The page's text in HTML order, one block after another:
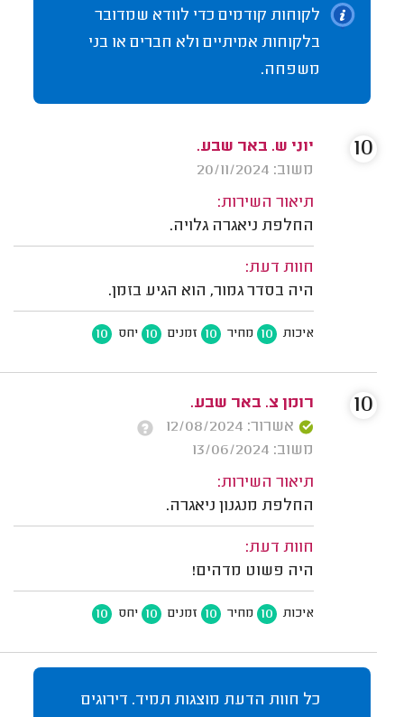
לקוחות קודמים כדי לוודא שמדובר
בלקוחות אמיתיים ולא חברים או בני
משפחה.
יוני ש. באר שבע.
משוב: 20/11/2024
תיאור השירות:
החלפת ניאגרה גלויה.
חוות דעת:
היה בסדר גמור, הוא הגיע בזמן.
איכות 10 מחיר 10 זמנים 10 יחס 10
10
רומן צ. באר שבע.
אשרור: 12/08/2024
משוב: 13/06/2024
תיאור השירות:
החלפת מנגנון ניאגרה.
חוות דעת:
היה פשוט מדהים!
איכות 10 מחיר 10 זמנים 10 יחס 10
10
כל חוות הדעת מוצגות תמיד. דירוגים